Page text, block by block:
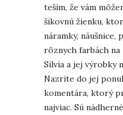
teším, že vám
šikovnú žienku,
náramky,
rôznych farbách
Silvia a jej výrobky
Nazrite do jej
komentára, ktorý
najviac. Sú